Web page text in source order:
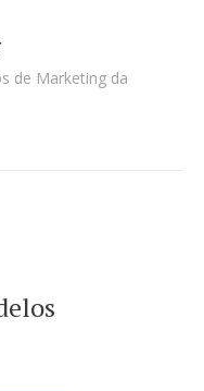
de Marketing da